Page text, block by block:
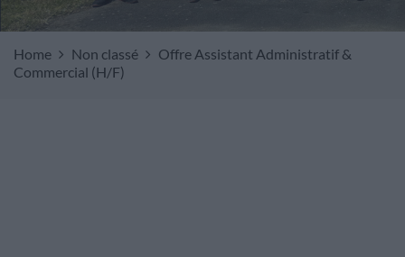
Home Non classé
Offre Assistant Administratif &
Commercial (H/F)